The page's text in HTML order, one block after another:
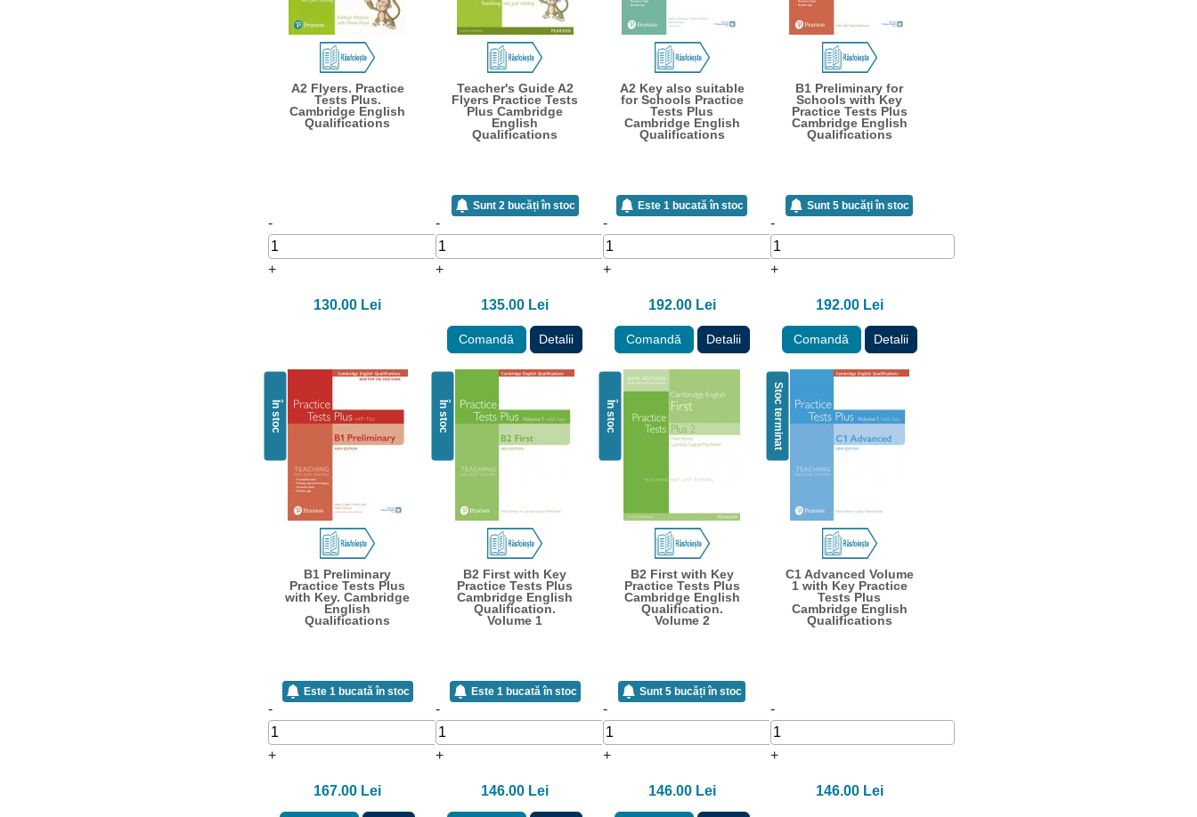
A2 Flyers. Practice
Tests Plus.
Cambridge English
Qualifications
-
+
130.00 Lei
Teacher's Guide A2
Flyers Practice Tests
Plus Cambridge
English
Qualifications
Sunt 2 bucăți în stoc
-
+
135.00 Lei
Comandă Detalii
A2 Key also suitable
for Schools Practice
Tests Plus
Cambridge English
Qualifications
Este 1 bucată în stoc
-
+
192.00 Lei
Comandă Detalii
B1 Preliminary for
Schools with Key
Practice Tests Plus
Cambridge English
Qualifications
Sunt 5 bucăți în stoc
-
+
192.00 Lei
Comandă Detalii
În stoc
B1 Preliminary
Practice Tests Plus
with Key. Cambridge
English
Qualifications
Este 1 bucată în stoc
-
+
167.00 Lei
În stoc
B2 First with Key
Practice Tests Plus
Cambridge English
Qualification.
Volume 1
Este 1 bucată în stoc
-
+
146.00 Lei
În stoc
B2 First with Key
Practice Tests Plus
Cambridge English
Qualification.
Volume 2
Sunt 5 bucăți în stoc
-
+
146.00 Lei
Stoc terminat
C1 Advanced Volume
1 with Key Practice
Tests Plus
Cambridge English
Qualifications
-
+
146.00 Lei